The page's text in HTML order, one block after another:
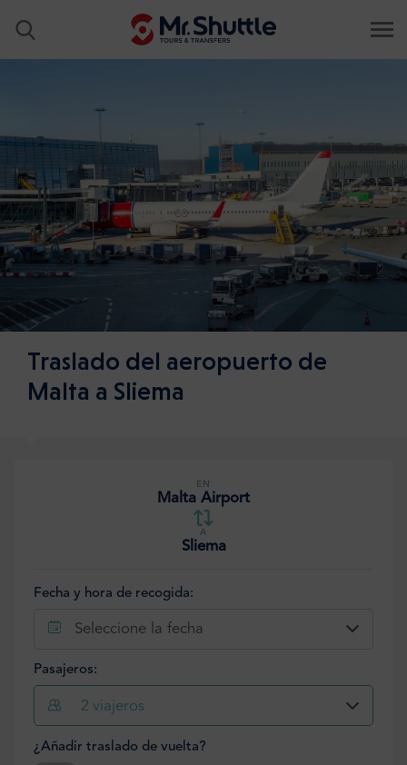
Traslado del aeropuerto de
Malta a Sliema
EN
Malta Airport
A
Sliema
Fecha y hora de recogida:
Seleccione la fecha
Pasajeros:
2 viajeros
¿Añadir traslado de vuelta?